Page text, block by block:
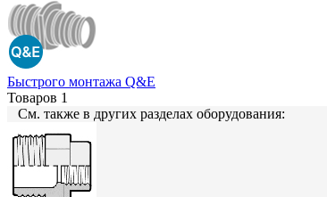
Быстрого монтажа Q&E
Товаров 1
См. также в других разделах оборудования: